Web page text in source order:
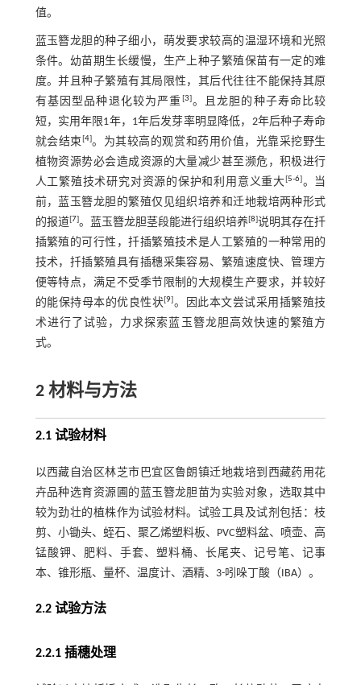
值。
蓝玉簪龙胆的种子细小，萌发要求较高的温湿环境和光照
条件。幼苗期生长缓慢，生产上种子繁殖保苗有一定的难
度。并且种子繁殖有其局限性，其后代往往不能保持其原
有基因型品种退化较为严重 [3]。且龙胆的种子寿命比较
短，实用年限1年，1年后发芽率明显降低，2年后种子寿命
就会结束[4]。为其较高的观赏和药用价值，光靠采挖野生
植物资源势必会造成资源的大量减少甚至濒危，积极进行
人工繁殖技术研究对资源的保护和利用意义重大[5-6]。当
前，蓝玉簪龙胆的繁殖仅见组织培养和迁地栽培两种形式
的报道[7]。蓝玉簪龙胆茎段能进行组织培养[8]说明其存在扦
插繁殖的可行性，扦插繁殖技术是人工繁殖的一种常用的
技术，扦插繁殖具有插穗采集容易、繁殖速度快、管理方
便等特点，满足不受季节限制的大规模生产要求，并较好
的能保持母本的优良性状[9]。因此本文尝试采用插繁殖技
术进行了试验，力求探索蓝玉簪龙胆高效快速的繁殖方
式。
2 材料与方法
2.1 试验材料
以西藏自治区林芝市巴宜区鲁朗镇迁地栽培到西藏药用花
卉品种选育资源圃的蓝玉簪龙胆苗为实验对象，选取其中
较为劲壮的植株作为试验材料。试验工具及试剂包括：枝
剪、小锄头、蛭石、聚乙烯塑料板、PVC塑料盆、喷壶、高
锰酸钾、肥料、手套、塑料桶、长尾夹、记号笔、记事
本、锥形瓶、量杯、温度计、酒精、3-吲哚丁酸（IBA）。
2.2 试验方法
2.2.1 插穗处理